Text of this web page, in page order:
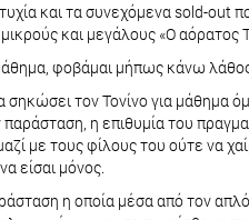
και τα συνεχόμενα sold-out
και μεγάλους «Ο αόρατος
φοβάμαι μήπως κάνω
τον Τονίνο για μάθημα
η επιθυμία του
με τους φίλους του ούτε να
είσαι μόνος.
η οποία μέσα από τον